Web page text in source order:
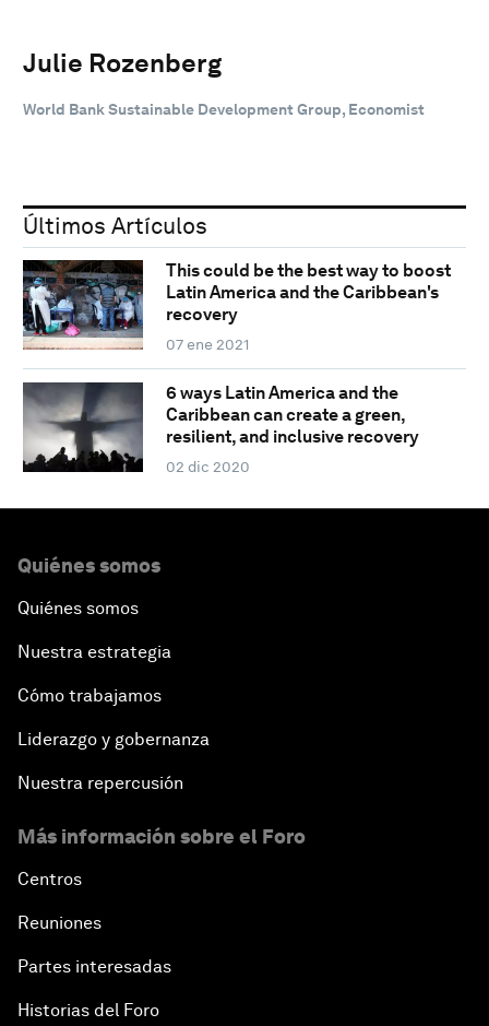
Julie Rozenberg
World Bank Sustainable Development Group, Economist
Últimos Artículos
This could be the best way to boost
Latin America and the Caribbean's
recovery
07 ene 2021
6 ways Latin America and the
Caribbean can create a green,
resilient, and inclusive recovery
02 dic 2020
Quiénes somos
Quiénes somos
Nuestra estrategia
Cómo trabajamos
Liderazgo y gobernanza
Nuestra repercusión
Más información sobre el Foro
Centros
Reuniones
Partes interesadas
Historias del Foro